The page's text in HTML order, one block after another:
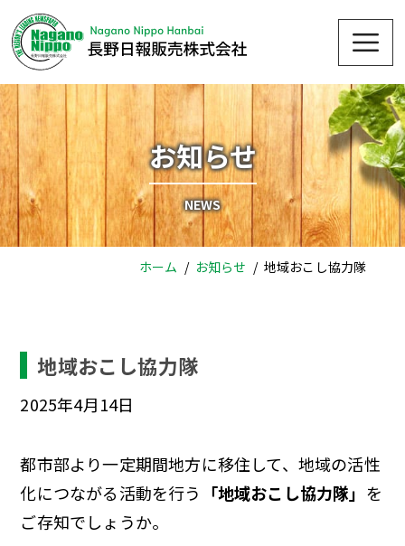
Skip
to
content
お知らせ
NEWS
ホーム お知らせ 地域おこし協力隊
地域おこし協力隊
2025年4月14日
都市部より一定期間地方に移住して、地域の活性
化につながる活動を行う 「地域おこし協力隊」 を
ご存知でしょうか。